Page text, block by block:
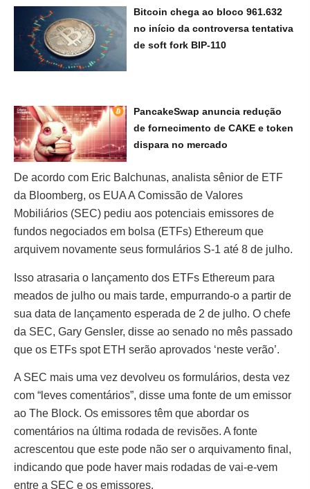
Bitcoin chega ao bloco 961.632
no início da controversa tentativa
de soft fork BIP-110
PancakeSwap anuncia redução
de fornecimento de CAKE e token
dispara no mercado
De acordo com Eric Balchunas, analista sênior de ETF
da Bloomberg, os EUA A Comissão de Valores
Mobiliários (SEC) pediu aos potenciais emissores de
fundos negociados em bolsa (ETFs) Ethereum que
arquivem novamente seus formulários S-1 até 8 de julho.
Isso atrasaria o lançamento dos ETFs Ethereum para
meados de julho ou mais tarde, empurrando-o a partir de
sua data de lançamento esperada de 2 de julho. O chefe
da SEC, Gary Gensler, disse ao senado no mês passado
que os ETFs spot ETH serão aprovados ‘neste verão’.
A SEC mais uma vez devolveu os formulários, desta vez
com “leves comentários”, disse uma fonte de um emissor
ao The Block. Os emissores têm que abordar os
comentários na última rodada de revisões. A fonte
acrescentou que este pode não ser o arquivamento final,
indicando que pode haver mais rodadas de vai-e-vem
entre a SEC e os emissores.